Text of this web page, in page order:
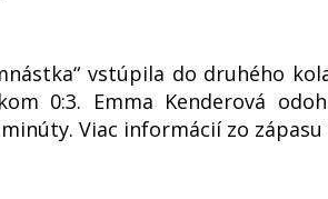
vstúpila do druhého
0:3. Emma Kenderová
Viac informácií zo